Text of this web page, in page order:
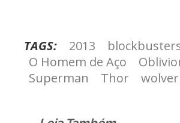
TAGS: 2013
O Homem de Aço
Superman
Thor